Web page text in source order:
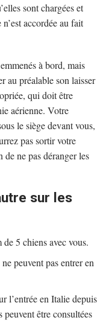
sont chargées et
accordée au fait
à bord, mais
au préalable son laisser
qui doit être
aérienne. Votre
le siège devant vous,
pas sortir votre
de ne pas déranger les
sur les
5 chiens avec vous.
peuvent pas entrer en
l’entrée en Italie depuis
être consultées